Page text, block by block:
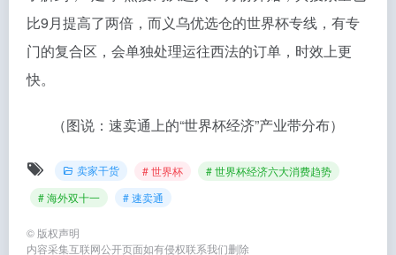
比9月提高了两倍，而义乌优选仓的世界杯专线，有专
门的复合区，会单独处理运往西法的订单，时效上更
快。
（图说：速卖通上的“世界杯经济”产业带分布）
卖家干货 # 世界杯
# 世界杯经济六大消费趋势
# 海外双十一
# 速卖通
© 版权声明
内容采集互联网公开页面如有侵权联系我们删除